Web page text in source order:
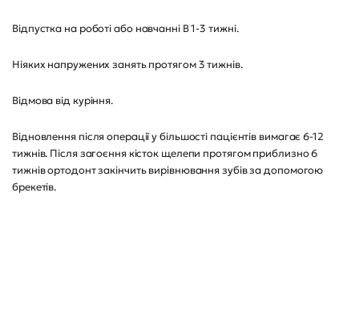
Відпустка на роботі або навчанні В 1-3 тижні.
Ніяких напружених занять протягом 3 тижнів.
Відмова від куріння.
Відновлення після операції у більшості пацієнтів вимагає 6-12
тижнів. Після загоєння кісток щелепи протягом приблизно 6
тижнів ортодонт закінчить вирівнювання зубів за допомогою
брекетів.